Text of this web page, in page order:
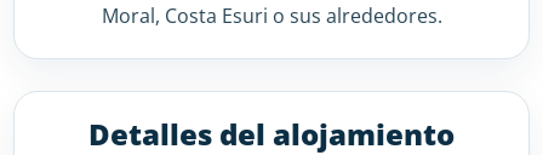
Moral, Costa Esuri o sus alrededores.
Detalles del alojamiento